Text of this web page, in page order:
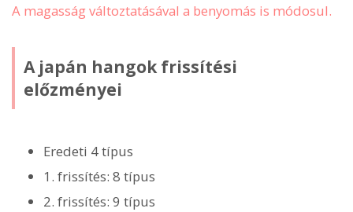
A magasság változtatásával a benyomás is módosul.
A japán hangok frissítési
előzményei
Eredeti 4 típus
1. frissítés: 8 típus
2. frissítés: 9 típus